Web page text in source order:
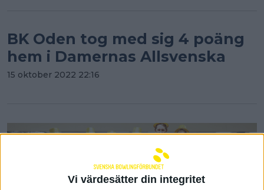
Vi värdesätter din integritet
BK Oden tog med sig 4 poäng
hem i Damernas Allsvenska
15 oktober 2022 22:16